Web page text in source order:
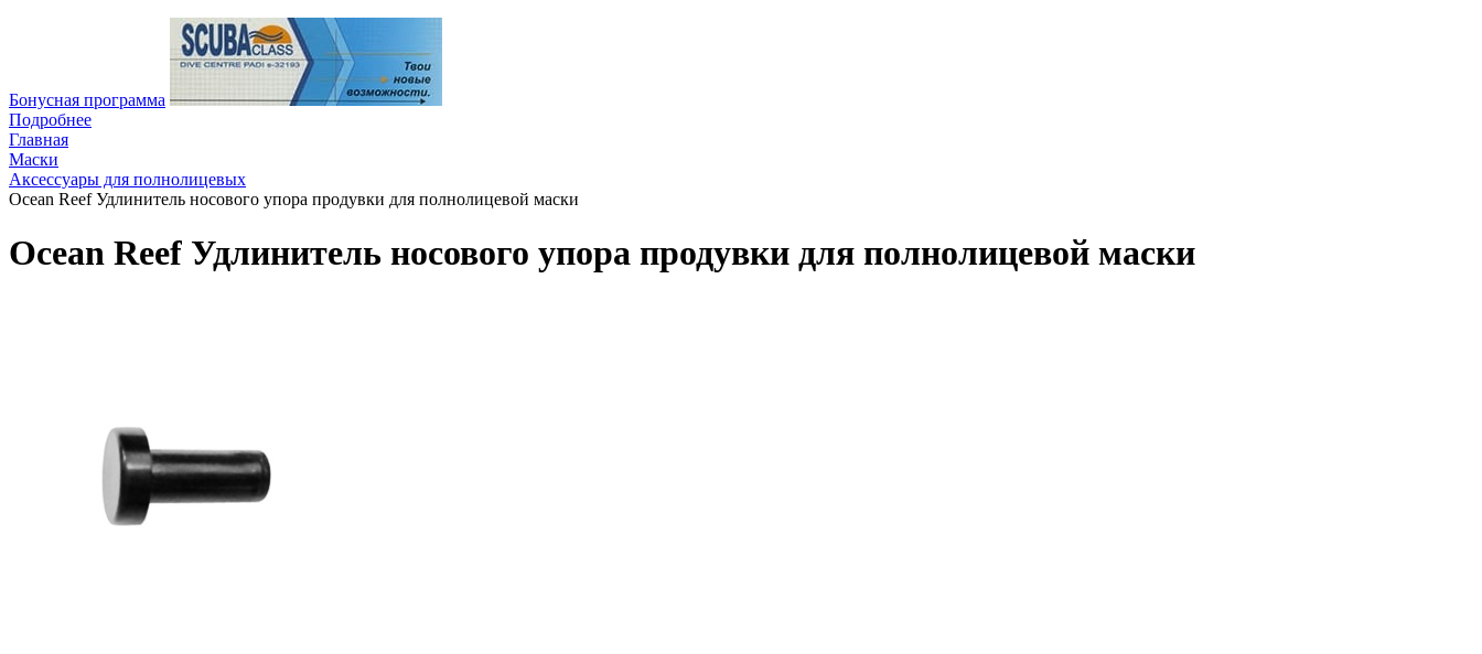
Бонусная программа
Подробнее
Главная
Маски
Аксессуары для полнолицевых
Ocean Reef Удлинитель носового упора продувки для полнолицевой маски
Ocean Reef Удлинитель носового упора продувки для полнолицевой маски